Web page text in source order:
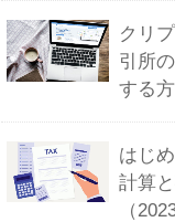
クリ
引所
する
はじ
計算
（